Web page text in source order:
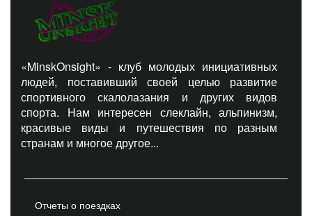
«MinskOnsight» - клуб молодых инициативных
людей, поставивший своей целью развитие
спортивного скалолазания и других видов
спорта. Нам интересен слеклайн, альпинизм,
красивые виды и путешествия по разным
странам и многое другое...
Отчеты о поездках